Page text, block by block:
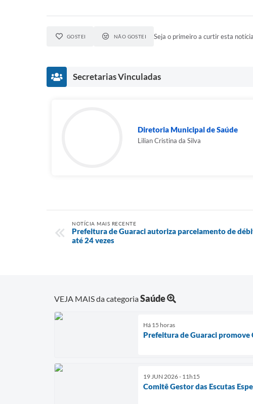
GOSTEI NÃO GOSTEI Seja o primeiro a curtir esta
Secretarias Vinculadas
Diretoria Municipal de Saúde
Lilian Cristina da Silva
NOTÍCIA MAIS RECENTE
Prefeitura de Guaraci autoriza parcelamento de
até 24 vezes
VEJA MAIS da categoriaSaúde
Há 15 horas
Prefeitura de Guaraci promove
19 JUN 2026 - 11h15
Comitê Gestor das Escutas